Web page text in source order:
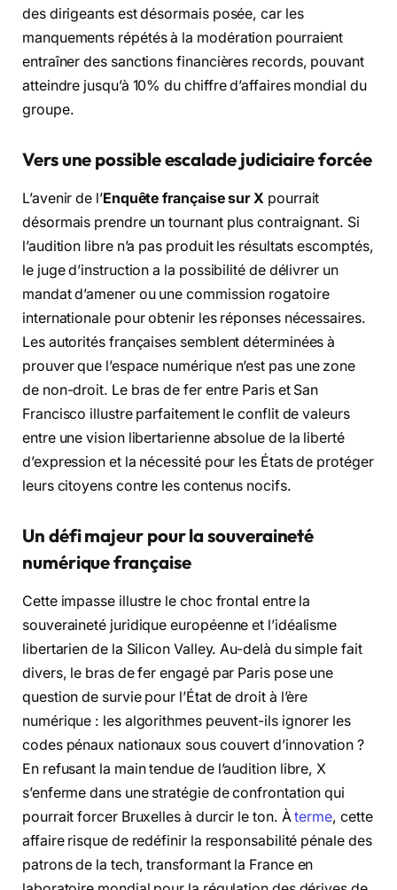
des dirigeants est désormais posée, car les
manquements répétés à la modération pourraient
entraîner des sanctions financières records, pouvant
atteindre jusqu’à 10% du chiffre d’affaires mondial du
groupe.
Vers une possible escalade judiciaire forcée
L’avenir de l’Enquête française sur X pourrait
désormais prendre un tournant plus contraignant. Si
l’audition libre n’a pas produit les résultats escomptés,
le juge d’instruction a la possibilité de délivrer un
mandat d’amener ou une commission rogatoire
internationale pour obtenir les réponses nécessaires.
Les autorités françaises semblent déterminées à
prouver que l’espace numérique n’est pas une zone
de non-droit. Le bras de fer entre Paris et San
Francisco illustre parfaitement le conflit de valeurs
entre une vision libertarienne absolue de la liberté
d’expression et la nécessité pour les États de protéger
leurs citoyens contre les contenus nocifs.
Un défi majeur pour la souveraineté
numérique française
Cette impasse illustre le choc frontal entre la
souveraineté juridique européenne et l’idéalisme
libertarien de la Silicon Valley. Au-delà du simple fait
divers, le bras de fer engagé par Paris pose une
question de survie pour l’État de droit à l’ère
numérique : les algorithmes peuvent-ils ignorer les
codes pénaux nationaux sous couvert d’innovation ?
En refusant la main tendue de l’audition libre, X
s’enferme dans une stratégie de confrontation qui
pourrait forcer Bruxelles à durcir le ton. Àterme, cette
affaire risque de redéfinir la responsabilité pénale des
patrons de la tech, transformant la France en